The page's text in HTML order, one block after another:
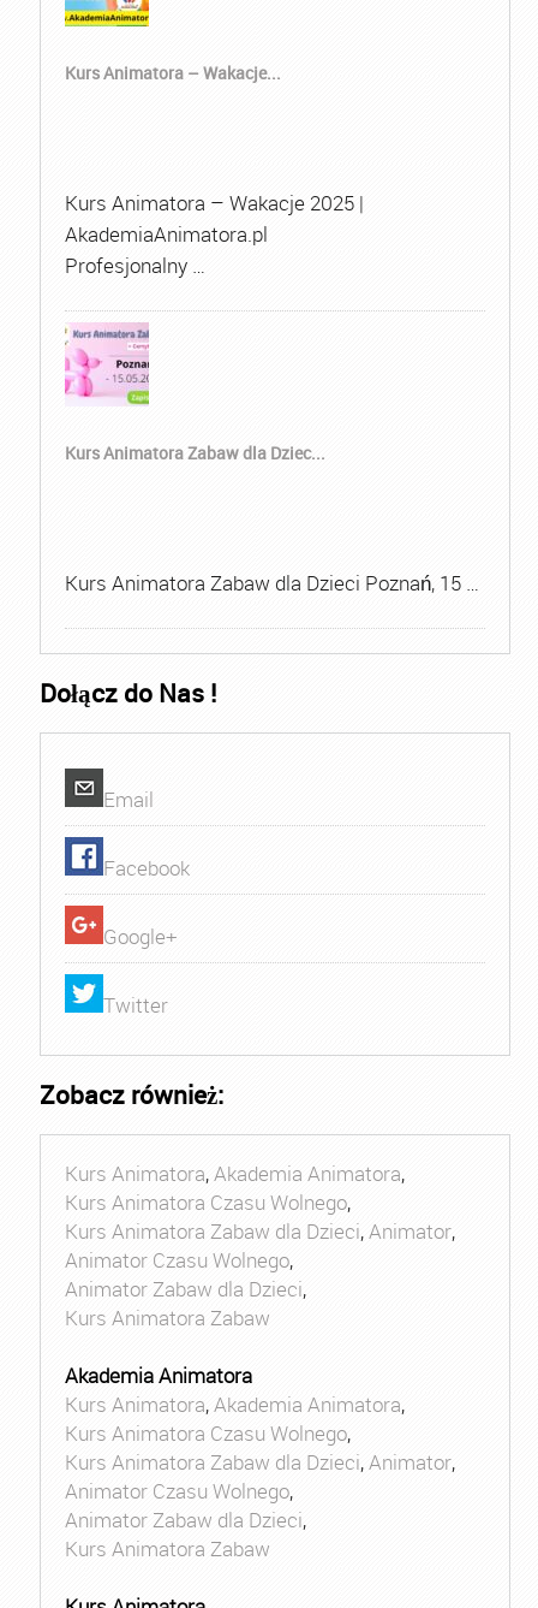
Kurs Animatora – Wakacje...
Kurs Animatora – Wakacje 2025 |
AkademiaAnimatora.pl
Profesjonalny …
Kurs Animatora Zabaw dla Dziec...
Kurs Animatora Zabaw dla Dzieci Poznań, 15 …
Dołącz do Nas !
Email
Facebook
Google+
Twitter
Zobacz również:
Kurs Animatora,Akademia Animatora,
Kurs Animatora Czasu Wolnego,
Kurs Animatora Zabaw dla Dzieci,Animator,
Animator Czasu Wolnego,
Animator Zabaw dla Dzieci,
Kurs Animatora Zabaw
Akademia Animatora
Kurs Animatora,Akademia Animatora,
Kurs Animatora Czasu Wolnego,
Kurs Animatora Zabaw dla Dzieci,Animator,
Animator Czasu Wolnego,
Animator Zabaw dla Dzieci,
Kurs Animatora Zabaw